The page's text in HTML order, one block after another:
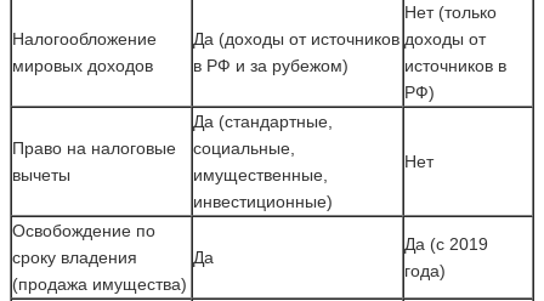
Налогообложение
мировых доходов
Да (доходы от источников
в РФ и за рубежом)
Нет (только
доходы от
источников в
РФ)
Право на налоговые
вычеты
Да (стандартные,
социальные,
имущественные,
инвестиционные)
Нет
Освобождение по
сроку владения
(продажа имущества)
Да
Да (с 2019
года)